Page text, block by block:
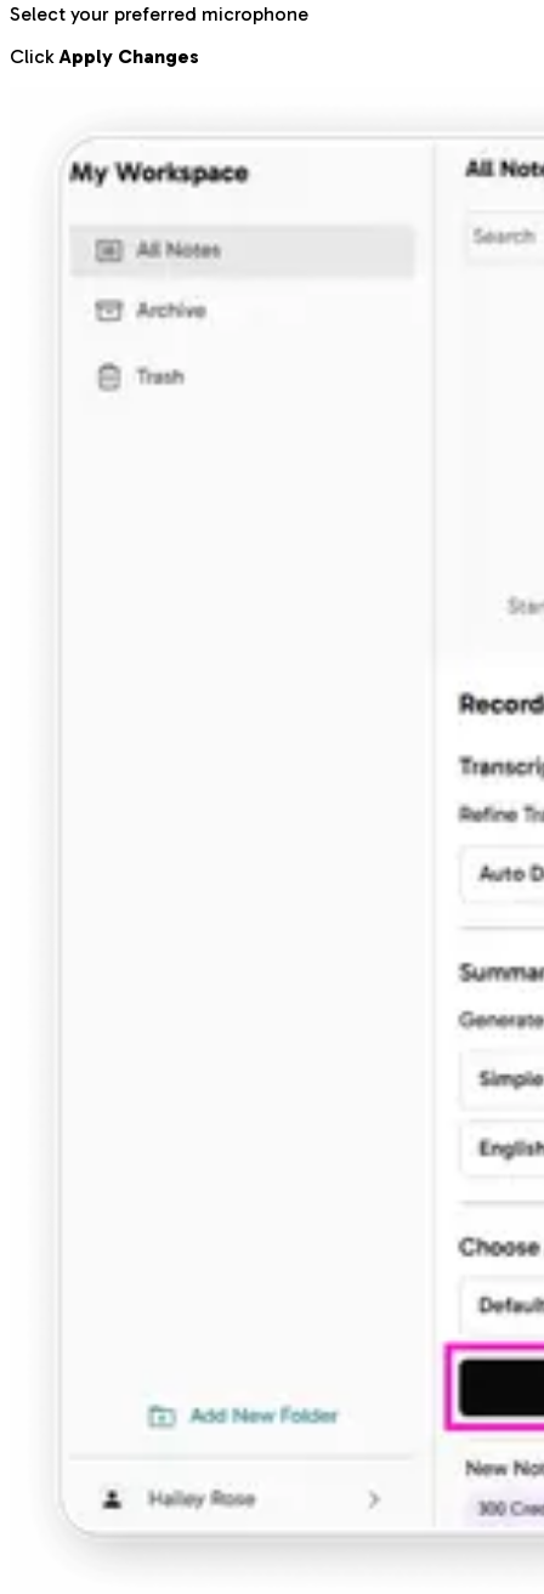
Select your preferred microphone
Click Apply Changes